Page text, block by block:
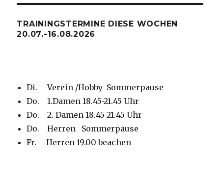
TRAININGSTERMINE DIESE WOCHEN
20.07.-16.08.2026
Di. Verein /Hobby Sommerpause
Do. 1.Damen 18.45-21.45 Uhr
Do. 2. Damen 18.45-21.45 Uhr
Do. Herren Sommerpause
Fr. Herren 19.00 beachen